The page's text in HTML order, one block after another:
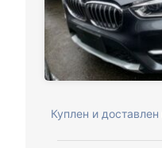
Куплен и